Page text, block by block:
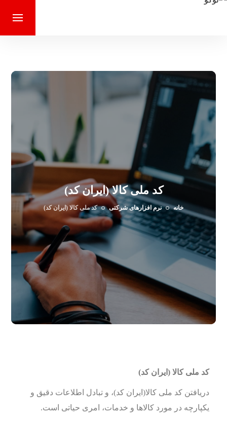
کد ملی کالا (ایران کد)
خانه نرم افزارهای شرکتی کد ملی کالا (ایران کد)
کد ملی کالا (ایران کد)
دریافتن کد ملی کالا(ایران کد)، و تبادل اطلاعات دقیق و
یکپارچه در مورد کالاها و خدمات، امری حیاتی است.